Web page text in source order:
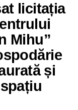
sursă
meciurile de
Inter Sibiu 1-0
licitația
Mihu”
și